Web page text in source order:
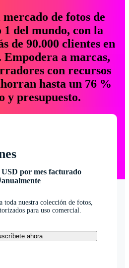
mercado de fotos de
del mundo, con la
de 90.000 clientes en
Empodera a marcas,
con recursos
hasta un 76 %
y presupuesto.
USD por mes facturado
anualmente
toda nuestra colección de fotos,
para uso comercial.
ahora